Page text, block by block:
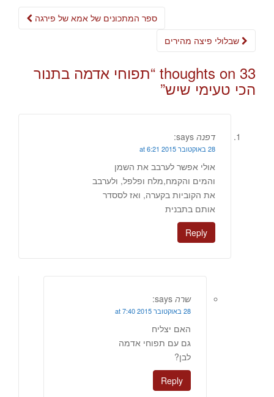
Post
ספר המתכונים של אמא של פירגה
33 thoughts on “ תפוחי אדמה בתנור
הכי טעימי שיש”
דפנה says:
28 באוקטובר 2015 at 6:21
אולי אפשר לערבב את השמן
והמים והקמח,מלח ופלפל, ולערבב
את הקוביות בקערה, ואז לססדר
אותם בתבנית
Reply
שרה says:
28 באוקטובר 2015 at 7:40
האם יצליח
גם עם תפוחי אדמה
לבן?
Reply